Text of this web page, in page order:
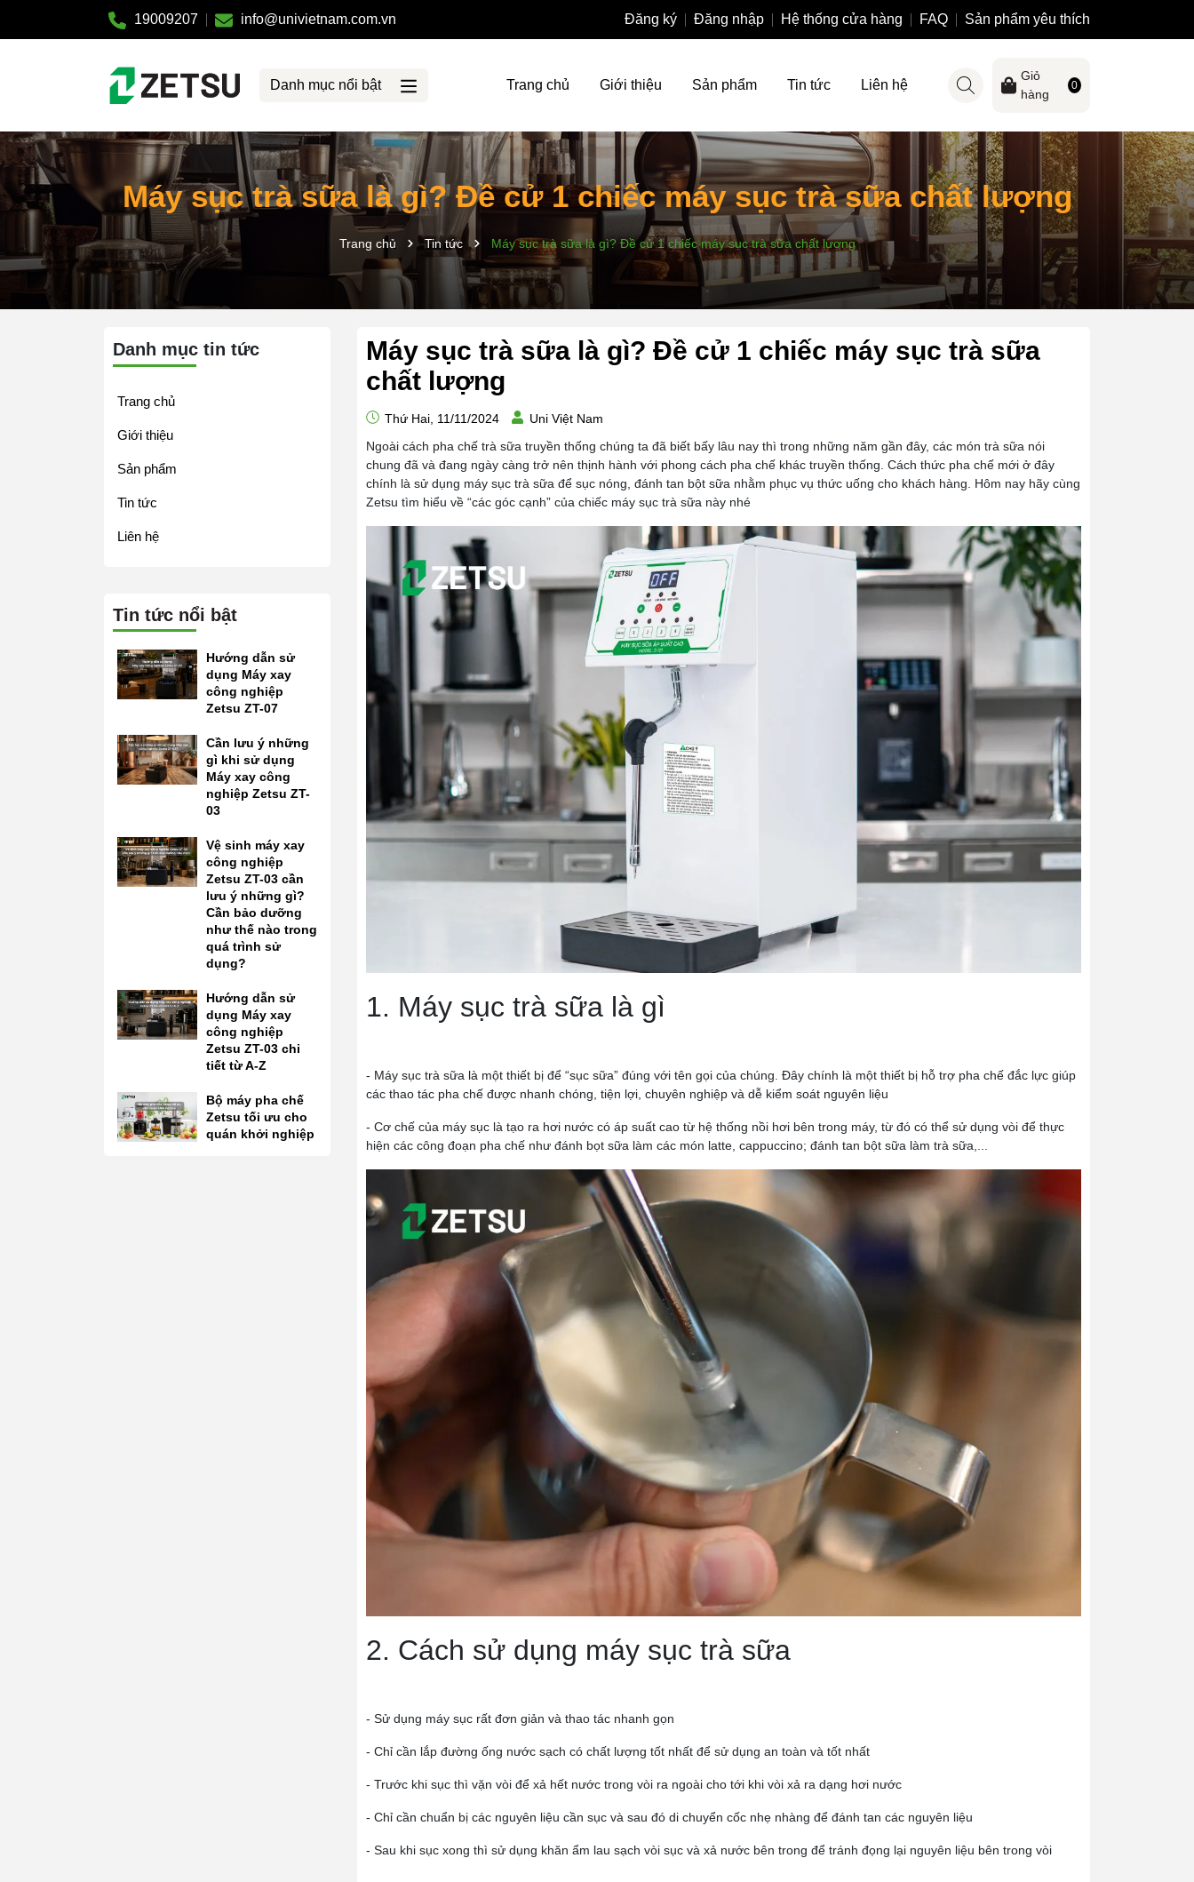
19009207 info@univietnam.com.vn Đăng ký Đăng nhập Hệ thống cửa hàng FAQ Sản phẩm yêu thích
Danh mục nổi bật Trang chủ Giới thiệu Sản phẩm Tin tức Liên hệ
Giỏ
hàng
0
Máy sục trà sữa là gì? Đề cử 1 chiếc máy sục trà sữa chất lượng
Trang chủ Tin tức Máy sục trà sữa là gì? Đề cử 1 chiếc máy sục trà sữa chất lượng
Máy sục trà sữa là gì? Đề cử 1 chiếc máy sục trà sữa
chất lượng
Thứ Hai, 11/11/2024
Uni Việt Nam
Ngoài cách pha chế trà sữa truyền thống chúng ta đã biết bấy lâu nay thì trong những năm gần đây, các món trà sữa nói
chung đã và đang ngày càng trở nên thịnh hành với phong cách pha chế khác truyền thống. Cách thức pha chế mới ở đây
chính là sử dụng máy sục trà sữa để sục nóng, đánh tan bột sữa nhằm phục vụ thức uống cho khách hàng. Hôm nay hãy cùng
Zetsu tìm hiểu về “các góc cạnh” của chiếc máy sục trà sữa này nhé
1. Máy sục trà sữa là gì
- Máy sục trà sữa là một thiết bị để “sục sữa” đúng với tên gọi của chúng. Đây chính là một thiết bị hỗ trợ pha chế đắc lực giúp
các thao tác pha chế được nhanh chóng, tiện lợi, chuyên nghiệp và dễ kiểm soát nguyên liệu
- Cơ chế của máy sục là tạo ra hơi nước có áp suất cao từ hệ thống nồi hơi bên trong máy, từ đó có thể sử dụng vòi để thực
hiện các công đoạn pha chế như đánh bọt sữa làm các món latte, cappuccino; đánh tan bột sữa làm trà sữa,...
2. Cách sử dụng máy sục trà sữa
- Sử dụng máy sục rất đơn giản và thao tác nhanh gọn
- Chỉ cần lắp đường ống nước sạch có chất lượng tốt nhất để sử dụng an toàn và tốt nhất
- Trước khi sục thì vặn vòi để xả hết nước trong vòi ra ngoài cho tới khi vòi xả ra dạng hơi nước
- Chỉ cần chuẩn bị các nguyên liệu cần sục và sau đó di chuyển cốc nhẹ nhàng để đánh tan các nguyên liệu
- Sau khi sục xong thì sử dụng khăn ẩm lau sạch vòi sục và xả nước bên trong để tránh đọng lại nguyên liệu bên trong vòi
Danh mục tin tức
Trang chủ
Giới thiệu
Sản phẩm
Tin tức
Liên hệ
Tin tức nổi bật
Hướng dẫn sử
dụng Máy xay
công nghiệp
Zetsu ZT-07
Cần lưu ý những
gì khi sử dụng
Máy xay công
nghiệp Zetsu ZT-
03
Vệ sinh máy xay
công nghiệp
Zetsu ZT-03 cần
lưu ý những gì?
Cần bảo dưỡng
như thế nào trong
quá trình sử
dụng?
Hướng dẫn sử
dụng Máy xay
công nghiệp
Zetsu ZT-03 chi
tiết từ A-Z
Bộ máy pha chế
Zetsu tối ưu cho
quán khởi nghiệp